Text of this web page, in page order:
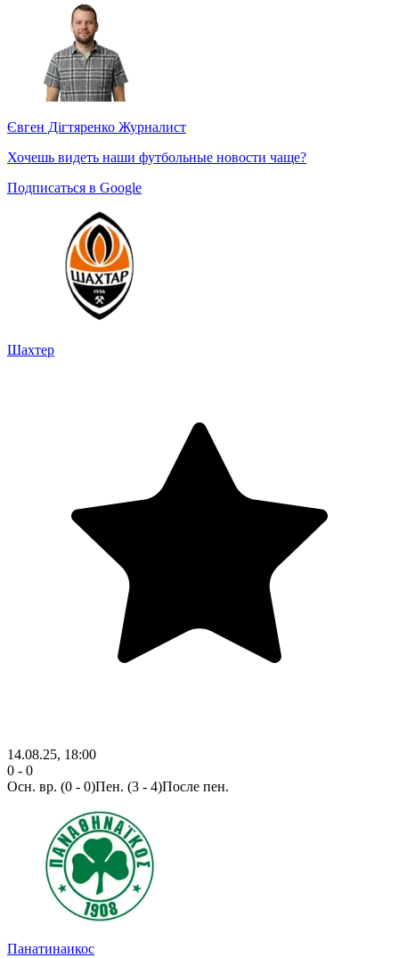
Євген Дігтяренко Журналист
Хочешь видеть наши футбольные новости чаще?
Подписаться в Google
Шахтер
14.08.25, 18:00
0 - 0
Осн. вр. (0 - 0)Пен. (3 - 4)После пен.
Панатинаикос